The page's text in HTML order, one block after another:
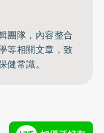
團隊，內容整合
等相關文章，致
常識。